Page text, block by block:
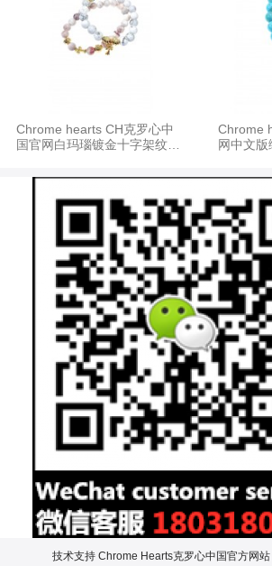
Chrome hearts CH克罗心中
国官网白玛瑙镀金十字架纹路
Chrome
网中文版
技术支持 Chrome Hearts克罗心中国官方网